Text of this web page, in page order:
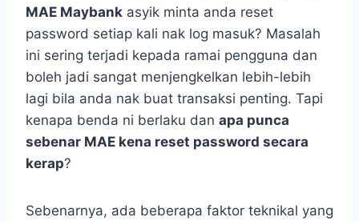
MAE Maybank asyik minta anda reset
password setiap kali nak log masuk? Masalah
ini sering terjadi kepada ramai pengguna dan
boleh jadi sangat menjengkelkan lebih-lebih
lagi bila anda nak buat transaksi penting. Tapi
kenapa benda ni berlaku dan apa punca
sebenar MAE kena reset password secara
kerap?
Sebenarnya, ada beberapa faktor teknikal yang